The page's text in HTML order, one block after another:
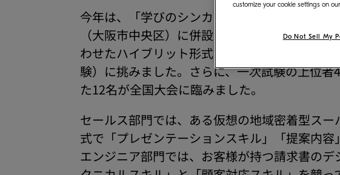
今年は、「学びのシンカ（進化×深化）で最
（大阪市中央区）に併設されているショール
わせたハイブリット形式で開催いたしました
験）に挑みました。さらに、一次試験の上位
た12名が全国大会に臨みました。
セールス部門では、ある仮想の地域密着型ス
式で「プレゼンテーションスキル」「提案内
エンジニア部門では、お客様が持つ請求書の
customize your cookie settings on
Do Not Sell My